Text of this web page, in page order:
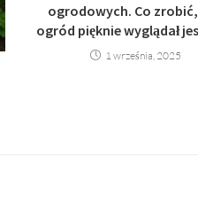
ogrodowych. Co
ogród pięknie wyglądał
1 września, 2025